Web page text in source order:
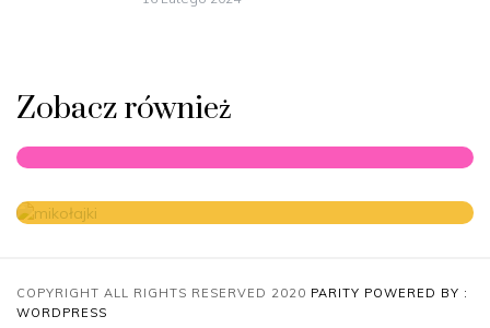
Zobacz również
Zastosowanie technik biofeedbacku
COPYRIGHT ALL RIGHTS RESERVED 2020 PARITY POWERED BY :
WORDPRESS